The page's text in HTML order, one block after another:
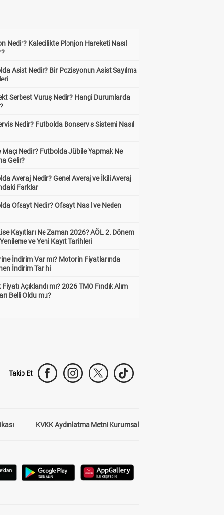
Nedir? Kalecilikte Plonjon Hareketi Nasıl
Asist Nedir? Bir Pozisyonun Asist Sayılma
Serbest Vuruş Nedir? Hangi Durumlarda
Nedir? Futbolda Bonservis Sistemi Nasıl
Maçı Nedir? Futbolda Jübile Yapmak Ne
Gelir?
Averaj Nedir? Genel Averaj ve İkili Averaj
Farklar
Ofsayt Nedir? Ofsayt Nasıl ve Neden
Kayıtları Ne Zaman 2026? AÖL 2. Dönem
ve Yeni Kayıt Tarihleri
İndirim Var mı? Motorin Fiyatlarında
İndirim Tarihi
Fiyatı Açıklandı mı? 2026 TMO Fındık Alım
Belli Oldu mu?
Takip Et
KVKK Aydınlatma Metni Kurumsal